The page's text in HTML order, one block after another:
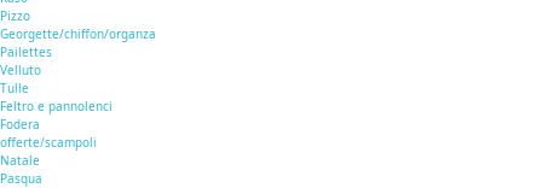
Pizzo
Georgette/chiffon/organza
Pailettes
Velluto
Tulle
Feltro e pannolenci
Fodera
offerte/scampoli
Natale
Pasqua